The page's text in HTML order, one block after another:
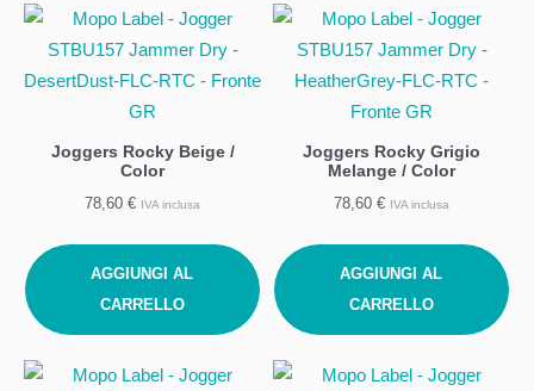
Joggers Rocky Beige /
Color
78,60 € IVA inclusa
AGGIUNGI AL
CARRELLO
Joggers Rocky Grigio
Melange / Color
78,60 € IVA inclusa
AGGIUNGI AL
CARRELLO